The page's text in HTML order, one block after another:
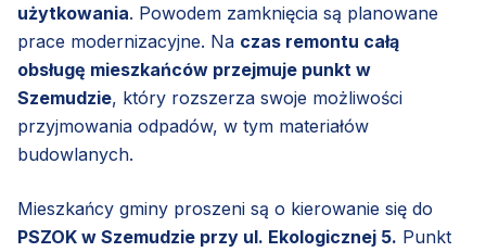
użytkowania. Powodem zamknięcia są planowane
prace modernizacyjne. Na czas remontu całą
obsługę mieszkańców przejmuje punkt w
Szemudzie, który rozszerza swoje możliwości
przyjmowania odpadów, w tym materiałów
budowlanych.
Mieszkańcy gminy proszeni są o kierowanie się do
PSZOK w Szemudzie przy ul. Ekologicznej 5. Punkt